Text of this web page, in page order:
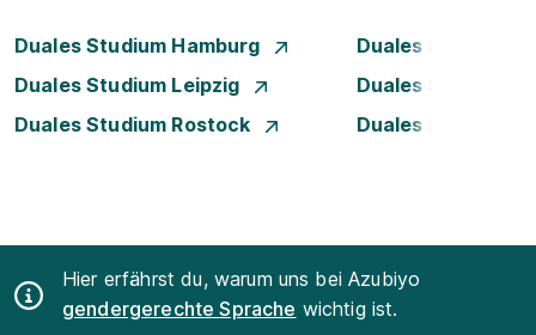
Duales Studium Hamburg
Duales Studium
Duales Studium Leipzig
Duales Studium
Duales Studium Rostock
Duales Studium
Hier erfährst du, warum uns bei Azubiyo
gendergerechte Sprache wichtig ist.